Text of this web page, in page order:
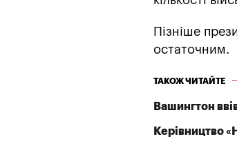
Пізніше
остаточним.
ТАКОЖ ЧИТАЙТЕ
Вашингтон
Керівництво